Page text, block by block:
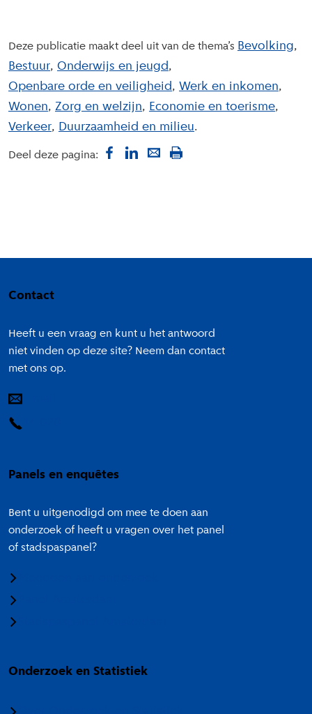
Deze publicatie maakt deel uit van de thema’s Bevolking
Bestuur Onderwijs en jeugd
Openbare orde en veiligheid
Werk en inkomen
Wonen
Zorg en welzijn
Economie en toerisme
Verkeer
Duurzaamheid en milieu
Deel deze pagina:
Contact
Heeft u een vraag en kunt u het antwoord
niet vinden op deze site? Neem dan contact
met ons op.
Panels en enquêtes
Bent u uitgenodigd om mee te doen aan
onderzoek of heeft u vragen over het panel
of stadspaspanel?
Onderzoek en Statistiek